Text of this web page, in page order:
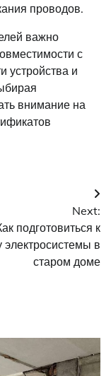
проводов.
важно
с
устройства и
внимание на
Next:
подготовиться к
электросистемы в
старом доме